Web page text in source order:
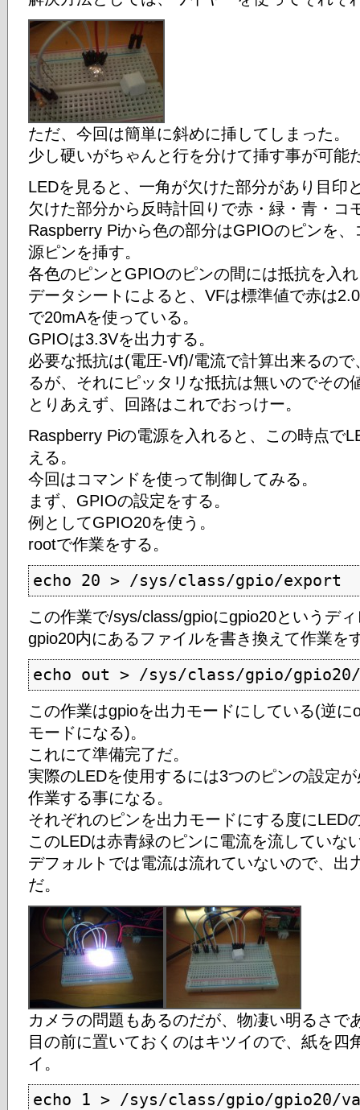
ただ、今回は簡単に斜めに挿してしまった。
少し硬いがちゃんと行を分けて挿す事が可能
LEDを見ると、一角が欠けた部分があり目印
欠けた部分から反時計回りで赤・緑・青・コ
Raspberry Piから色の部分はGPIOのピンを
源ピンを挿す。
各色のピンとGPIOのピンの間には抵抗を入
データシートによると、VFは標準値で赤は
で20mAを使っている。
GPIOは3.3Vを出力する。
必要な抵抗は(電圧-Vf)/電流で計算出来るの
るが、それにピッタリな抵抗は無いのでその
とりあえず、回路はこれでおっけー。
Raspberry Piの電源を入れると、この時点で
える。
今回はコマンドを使って制御してみる。
まず、GPIOの設定をする。
例としてGPIO20を使う。
rootで作業をする。
echo 20 > /sys/class/gpio/export
この作業で/sys/class/gpioにgpio20というデ
gpio20内にあるファイルを書き換えて作業を
echo out > /sys/class/gpio/
この作業はgpioを出力モードにしている(逆
モードになる)。
これにて準備完了だ。
実際のLEDを使用するには3つのピンの設定
作業する事になる。
それぞれのピンを出力モードにする度にLED
このLEDは赤青緑のピンに電流を流していな
デフォルトでは電流は流れていないので、出
だ。
カメラの問題もあるのだが、物凄い明るさで
目の前に置いておくのはキツイので、紙を四
イ。
echo 1 > /sys/class/gpio/gpio20/